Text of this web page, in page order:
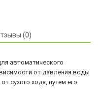
(0)
автоматического
от давления воды
сухого хода, путем его